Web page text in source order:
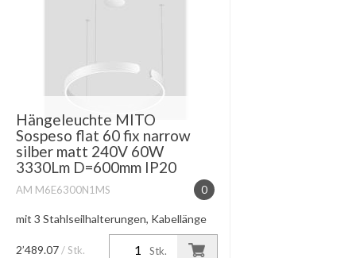
Hängeleuchte MITO
Sospeso flat 60 fix narrow
silber matt 240V 60W
3330Lm D=600mm IP20
0
AM M6E6300N1MS
mit 3 Stahlseilhalterungen, Kabellänge
einstellbar max. 350cm Baldachin
schwarz Lichtwirkung table (narrow)
Stk.
2’489.07 / Stk.